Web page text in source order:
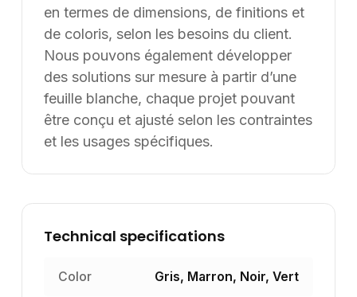
en termes de dimensions, de finitions et
de coloris, selon les besoins du client.
Nous pouvons également développer
des solutions sur mesure à partir d’une
feuille blanche, chaque projet pouvant
être conçu et ajusté selon les contraintes
et les usages spécifiques.
Technical specifications
Color Gris, Marron, Noir, Vert